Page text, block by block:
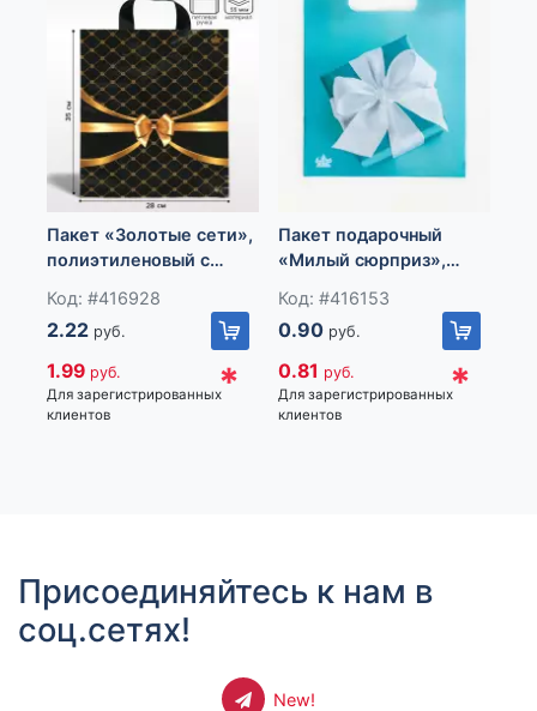
Пакет «Золотые сети»,
полиэтиленовый с
чёрный, 35×28 см, 55
мкм
Код: #416928
2.22 руб.
1.99 руб.
Для зарегистрированных
клиентов
*
Пакет подарочный
«Милый сюрприз»,
вырубной ручкой, 19х25
см, 30 мкм
Код: #416153
0.90 руб.
0.81 руб.
Для зарегистрированных
клиентов
*
Присоединяйтесь к нам в
соц.сетях!
New!